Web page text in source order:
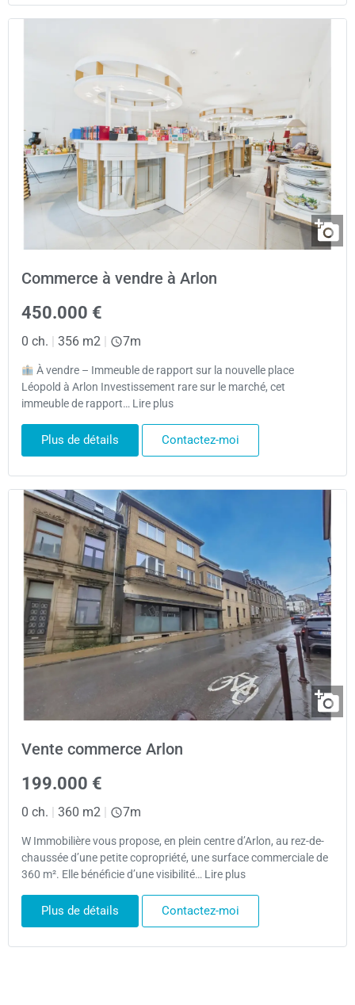
Commerce à vendre à Arlon
450.000 €
0 ch. | 356 m2 | 7m
À vendre – Immeuble de rapport sur la nouvelle place
Léopold à Arlon Investissement rare sur le marché, cet
immeuble de rapport… Lire plus
Plus de détails Contactez-moi
Vente commerce Arlon
199.000 €
0 ch. | 360 m2 | 7m
W Immobilière vous propose, en plein centre d’Arlon, au rez-de-
chaussée d’une petite copropriété, une surface commerciale de
360 m². Elle bénéficie d’une visibilité… Lire plus
Plus de détails Contactez-moi